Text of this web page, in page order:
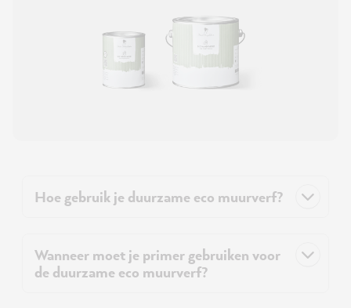
Hoe gebruik je duurzame eco muurverf?
Wanneer moet je primer gebruiken voor
de duurzame eco muurverf?